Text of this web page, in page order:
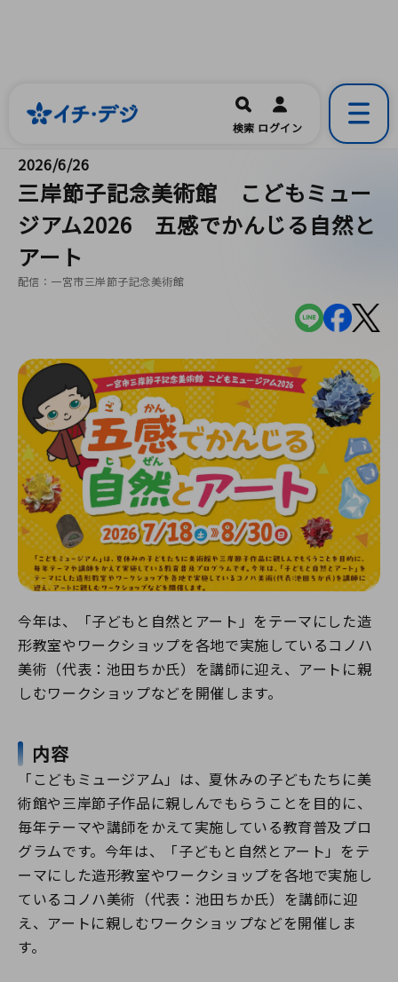
一宮市公式の地域情報ポータルアプリ
開く
検索 ログイン
2026/6/26
三岸節子記念美術館 こどもミュー
ジアム2026 五感でかんじる自然と
アート
配信：一宮市三岸節子記念美術館
今年は、「子どもと自然とアート」をテーマにした造
形教室やワークショップを各地で実施しているコノハ
美術（代表：池田ちか氏）を講師に迎え、アートに親
しむワークショップなどを開催します。
内容
「こどもミュージアム」は、夏休みの子どもたちに美
術館や三岸節子作品に親しんでもらうことを目的に、
毎年テーマや講師をかえて実施している教育普及プロ
グラムです。今年は、「子どもと自然とアート」をテ
ーマにした造形教室やワークショップを各地で実施し
ているコノハ美術（代表：池田ちか氏）を講師に迎
え、アートに親しむワークショップなどを開催しま
す。